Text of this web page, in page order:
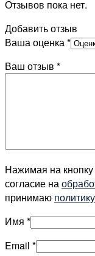
Отзывов пока нет.
Добавить отзыв
Ваша оценка*
Ваш отзыв *
Нажимая на
согласие на
принимаю
Имя *
Email *